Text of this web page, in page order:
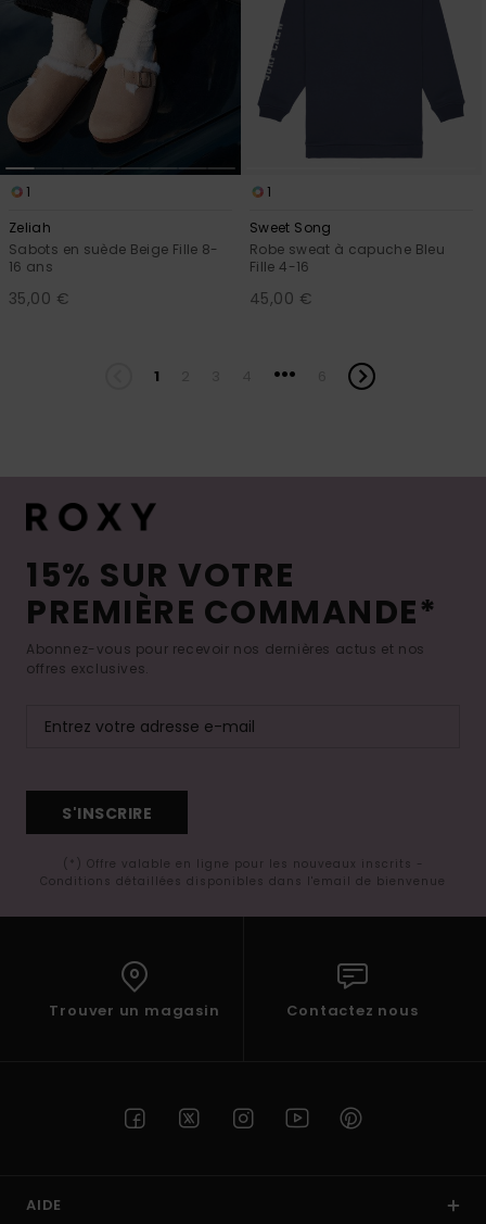
1
Zeliah
Sabots en suède Beige Fille 8-
16 ans
35,00 €
1
Sweet Song
Robe sweat à capuche Bleu
Fille 4-16
45,00 €
1 ...
15% SUR VOTRE
PREMIÈRE COMMANDE*
Abonnez-vous pour recevoir nos dernières actus et nos
offres exclusives.
S'INSCRIRE
(*) Offre valable en ligne pour les nouveaux inscrits -
Conditions détaillées disponibles dans l'email de bienvenue
Trouver un magasin Contactez nous
AIDE